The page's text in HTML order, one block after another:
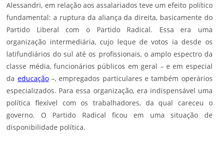
Alessandri, em relação aos assalariados teve um efeito político
fundamental: a ruptura da aliança da direita, basicamente do
Partido Liberal com o Partido Radical. Essa era uma
organização intermediária, cujo leque de votos ia desde os
latifundiários do sul até os profissionais, o amplo espectro da
classe média, funcionários públicos em geral – e em especial
da educação–, empregados particulares e também operários
especializados. Para essa organização, era indispensável uma
política flexível com os trabalhadores, da qual careceu o
governo. O Partido Radical ficou em uma situação de
disponibilidade política.